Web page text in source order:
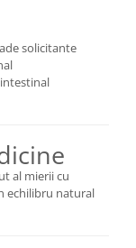
solicitante
al mierii cu
echilibru natural